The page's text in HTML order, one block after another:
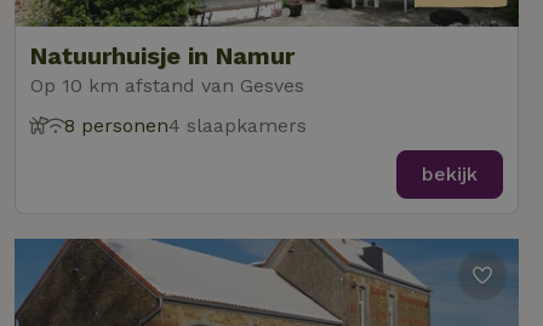
Natuurhuisje in Namur
Op 10 km afstand van Gesves
8 personen4 slaapkamers
bekijk